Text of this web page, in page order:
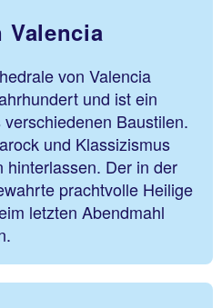
Valencia
von Valencia
und ist ein
Baustilen.
und Klassizismus
hinterlassen. Der in der
prachtvolle Heilige
letzten Abendmahl